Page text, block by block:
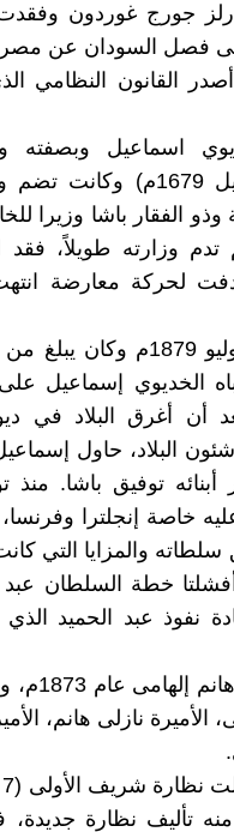
جورج غوردون
مايو 1883م أصدر
اسماعيل وبصفته
(10مارس1879–7 ابريل
وذو الفقار باشا وزيرا
تدم وزارته طويلاً،
لحركة معارضة
أباه الخديوي إسماعيل
أن أغرق البلاد في
البلاد، حاول
توفيق باشا.
خاصة إنجلترا
والمزايا التي
أفشلتا خطة السلطان
نفوذ عبد الحميد
تزوج من
الأميرة نازلى هانم،